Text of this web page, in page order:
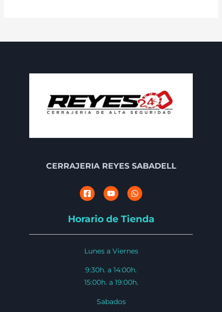
CERRAJERIA REYES SABADELL
Horario de Tienda
Lunes a Viernes
9:30h. a 14:00h.
15:00h. a 19:00h.
Sabados